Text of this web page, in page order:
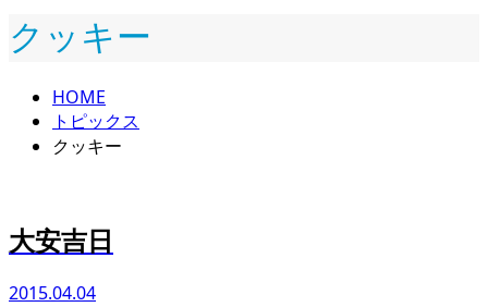
クッキー
HOME
トピックス
クッキー
大安吉日
2015.04.04